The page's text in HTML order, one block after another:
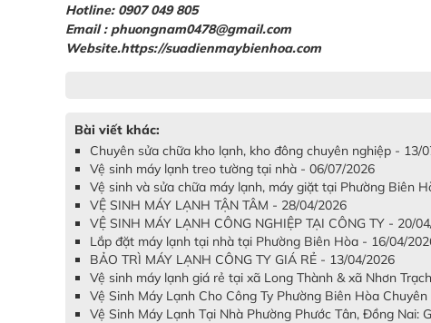
Hotline: 0907 049 805
Email : phuongnam0478@gmail.com
Website.https://suadienmaybienhoa.com
Bài viết khác:
Chuyên sửa chữa kho lạnh, kho đông chuyên nghiệp - 13/
Vệ sinh máy lạnh treo tường tại nhà - 06/07/2026
Vệ sinh và sửa chữa máy lạnh, máy giặt tại Phường Biên
VỆ SINH MÁY LẠNH TẬN TÂM - 28/04/2026
VỆ SINH MÁY LẠNH CÔNG NGHIỆP TẠI CÔNG TY - 20/
Lắp đặt máy lạnh tại nhà tại Phường Biên Hòa - 16/04/
BẢO TRÌ MÁY LẠNH CÔNG TY GIÁ RẺ - 13/04/2026
Vệ sinh máy lạnh giá rẻ tại xã Long Thành & xã Nhơn
Vệ Sinh Máy Lạnh Cho Công Ty Phường Biên Hòa
Vệ Sinh Máy Lạnh Tại Nhà Phường Phước Tân, Đồng Nai: